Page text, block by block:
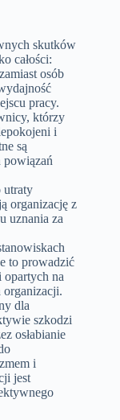
skutków
całości:
osób
pracy.
którzy
i
są
powiązań
utraty
organizację z
uznania za
to prowadzić
opartych na
organizacji.
dla
szkodzi
osłabianie
i
jest